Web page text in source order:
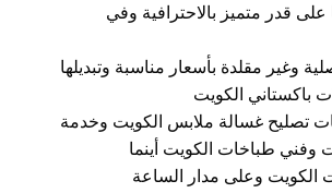
على قدر متميز بالاحترافية وفي
وغير مقلدة بأسعار مناسبة وتبديلها
باكستاني الكويت
تصليح غسالة ملابس الكويت وخدمة
وفني طباخات الكويت أينما
الكويت وعلى مدار الساعة